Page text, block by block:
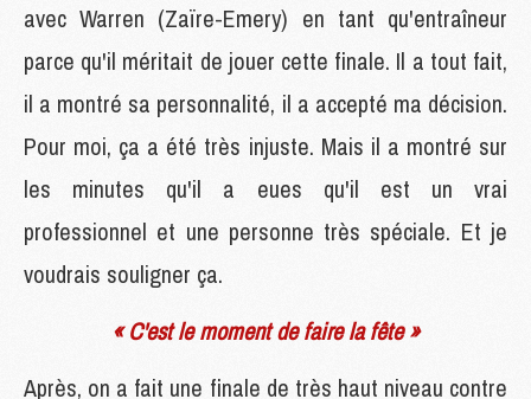
avec Warren (Zaïre-Emery) en tant qu'entraîneur
parce qu'il méritait de jouer cette finale. Il a tout fait,
il a montré sa personnalité, il a accepté ma décision.
Pour moi, ça a été très injuste. Mais il a montré sur
les minutes qu'il a eues qu'il est un vrai
professionnel et une personne très spéciale. Et je
voudrais souligner ça.
« C'est le moment de faire la fête »
Après, on a fait une finale de très haut niveau contre